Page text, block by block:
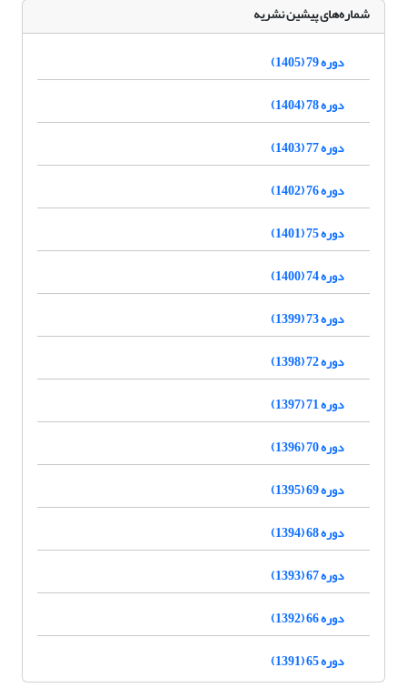
شماره‌های پیشین نشریه
دوره 79 (1405)
دوره 78 (1404)
دوره 77 (1403)
دوره 76 (1402)
دوره 75 (1401)
دوره 74 (1400)
دوره 73 (1399)
دوره 72 (1398)
دوره 71 (1397)
دوره 70 (1396)
دوره 69 (1395)
دوره 68 (1394)
دوره 67 (1393)
دوره 66 (1392)
دوره 65 (1391)